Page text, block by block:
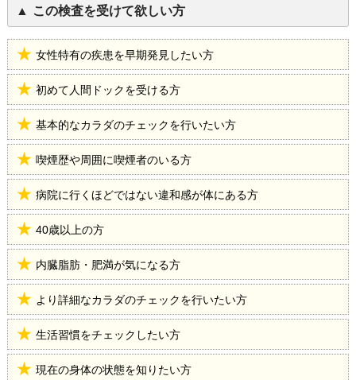
この検査を受けて欲しい方
女性特有の疾患を早期発見したい方
初めて人間ドックを受ける方
基本的なカラダのチェックを行いたい方
喫煙歴や周囲に喫煙者のいる方
病院に行くほどではない違和感が体にある方
40歳以上の方
内臓脂肪・肥満が気になる方
より詳細なカラダのチェックを行いたい方
生活習慣をチェックしたい方
現在の身体の状態を知りたい方